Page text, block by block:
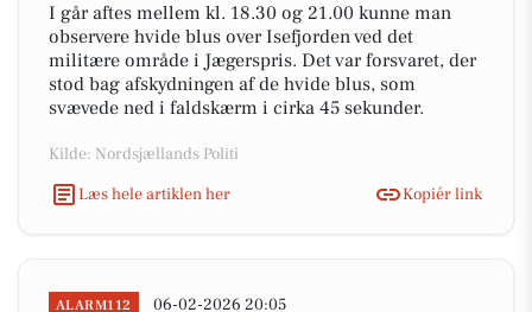
I går aftes mellem kl. 18.30 og 21.00 kunne man
observere hvide blus over Isefjorden ved det
militære område i Jægerspris. Det var forsvaret, der
stod bag afskydningen af de hvide blus, som
svævede ned i faldskærm i cirka 45 sekunder.
Kilde: Nordsjællands Politi
Læs hele artiklen her
Kopiér link
ALARM112 06-02-2026 20:05